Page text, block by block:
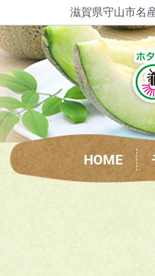
滋賀県守山市名
HOME